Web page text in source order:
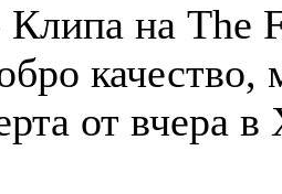
на The
качество,
от вчера